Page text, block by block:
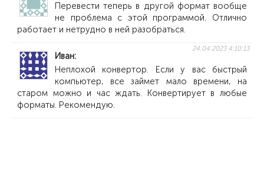
Перевести теперь в другой формат вообще
не проблема с этой программой. Отлично
работает и нетрудно в ней разобраться.
Иван
24.04.2023 4:10:13
Неплохой конвертор. Если у вас быстрый
компьютер, все займет мало времени, на
старом можно и час ждать. Конвертирует в любые
форматы. Рекомендую.